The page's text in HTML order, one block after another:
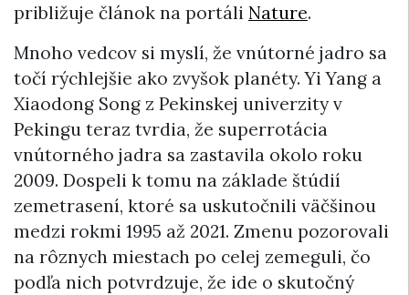
približuje článok na portáli Nature.
Mnoho vedcov si myslí, že vnútorné jadro sa
točí rýchlejšie ako zvyšok planéty. Yi Yang a
Xiaodong Song z Pekinskej univerzity v
Pekingu teraz tvrdia, že superrotácia
vnútorného jadra sa zastavila okolo roku
2009. Dospeli k tomu na základe štúdií
zemetrasení, ktoré sa uskutočnili väčšinou
medzi rokmi 1995 až 2021. Zmenu pozorovali
na rôznych miestach po celej zemeguli, čo
podľa nich potvrdzuje, že ide o skutočný